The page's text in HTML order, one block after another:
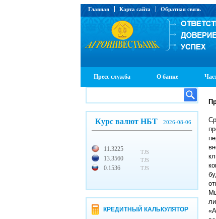
Главная Карта сайта Обратная связь
Пресс служба О банке
Курс валют НБТ 2026-08-06
11.3225
13.3560
0.1536
TJS
TJS
TJS
КРЕДИТНЫЙ КАЛЬКУЛЯТОР